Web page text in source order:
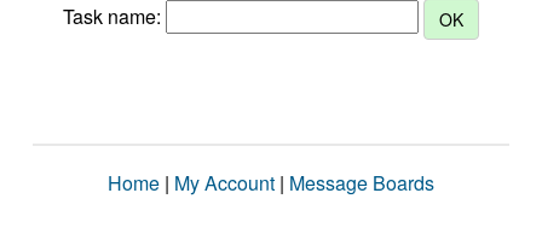
Task name:
Home | My Account | Message Boards